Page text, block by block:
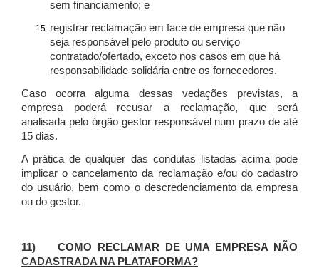
sem financiamento; e
registrar reclamação em face de empresa que não
seja responsável pelo produto ou serviço
contratado/ofertado, exceto nos casos em que há
responsabilidade solidária entre os fornecedores.
Caso ocorra alguma dessas vedações previstas, a
empresa poderá recusar a reclamação, que será
analisada pelo órgão gestor responsável num prazo de até
15 dias.
A prática de qualquer das condutas listadas acima pode
implicar o cancelamento da reclamação e/ou do cadastro
do usuário, bem como o descredenciamento da empresa
ou do gestor.
11)COMO RECLAMAR DE UMA EMPRESA NÃO
CADASTRADA NA PLATAFORMA?